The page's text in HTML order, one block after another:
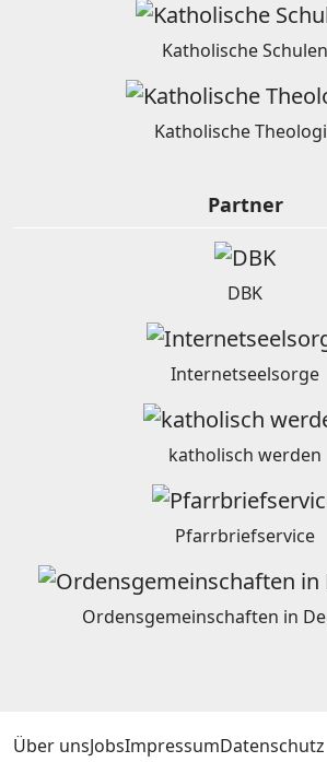
Katholische Schulen
Katholische
Partner
DBK
Internetseelsorge
katholisch werden
Pfarrbriefservice
Ordensgemeinschaften in
Über unsJobsImpressumDatenschutz